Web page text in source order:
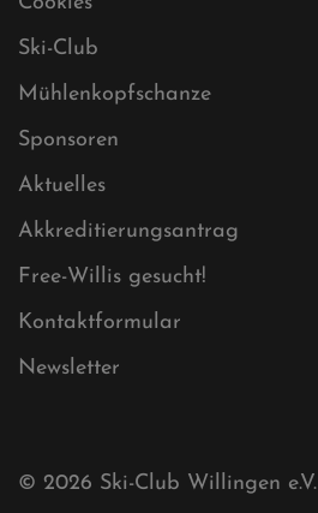
Datenschutz
Impressum
Sitemap
Sitemap XML
Cookies
Ski-Club
Mühlenkopfschanze
Akkreditierungsantrag